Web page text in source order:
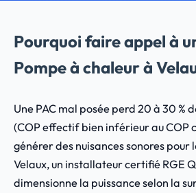
Pourquoi faire appel à
Pompe à chaleur à
Une PAC mal posée perd 20 à 30 %
(COP effectif bien inférieur au COP
générer des nuisances sonores pour
Velaux, un installateur certifié RGE
dimensionne la puissance selon la